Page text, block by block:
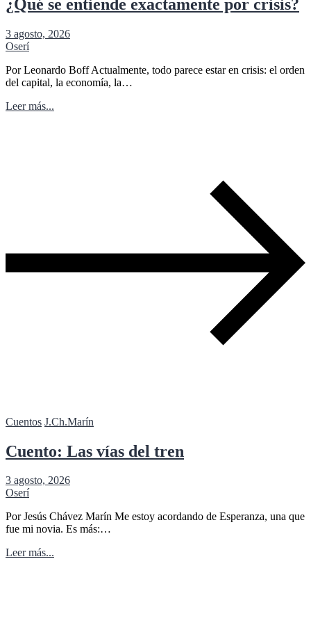
¿Qué se entiende exactamente por crisis?
3 agosto, 2026
Oserí
Por Leonardo Boff Actualmente, todo parece estar en crisis: el orden
del capital, la economía, la…
Leer más...
Cuentos J.Ch.Marín
Cuento: Las vías del tren
3 agosto, 2026
Oserí
Por Jesús Chávez Marín Me estoy acordando de Esperanza, una que
fue mi novia. Es más:…
Leer más...